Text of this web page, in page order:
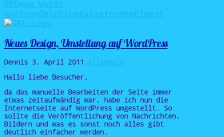
Neues Design, Umstellung auf WordPress
Dennis 3. April 2011
Hallo liebe Besucher,
da das manuelle Bearbeiten der Seite immer
etwas zeitaufwändig war, habe ich nun die
Internetseite auf WordPress umgestellt. So
sollte die Veröffentlichung von Nachrichten,
Bildern und was es sonst noch alles gibt
deutlich einfacher werden.